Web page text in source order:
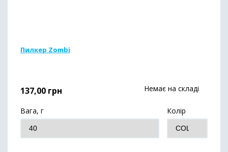
Пилкер Zombi
137,00 грн Немає на складі
Вага, г Колір